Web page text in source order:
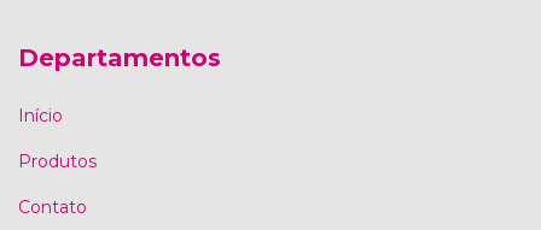
Departamentos
Início
Produtos
Contato